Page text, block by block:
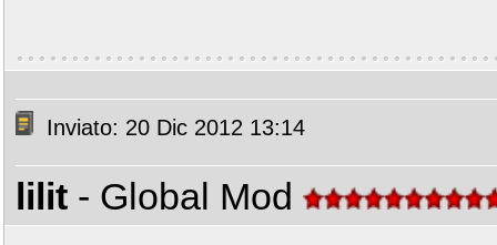
Inviato: 20 Dic 2012 13:14
lilit - Global Mod